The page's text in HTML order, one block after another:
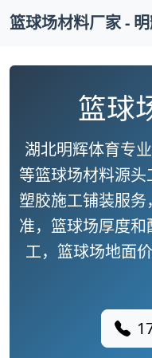
篮球场材料厂家 -
篮球
湖北明辉体育专
等篮球场材料源
塑胶施工铺装服
准，篮球场厚度
工，篮球场地面